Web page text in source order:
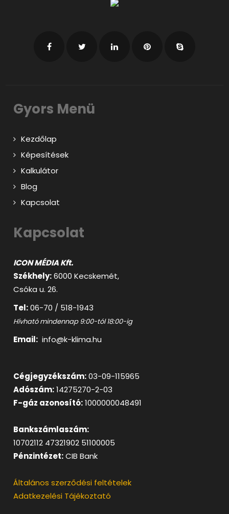
Gyors Menü
Kezdőlap
Képesítések
Kalkulátor
Blog
Kapcsolat
Kapcsolat
ICON MÉDIA Kft.
Székhely:6000 Kecskemét,
Csóka u. 26.
Tel:06-70 / 518-1943
Hívható mindennap 9:00-tól 18:00-ig
Email: info@k-klima.hu
Cégjegyzékszám:03-09-115965
Adószám:14275270-2-03
F-gáz azonosító:1000000048491
Bankszámlaszám:
10702112 47321902 51100005
Pénzintézet:CIB Bank
Általános szerződési feltételek
Adatkezelési Tájékoztató